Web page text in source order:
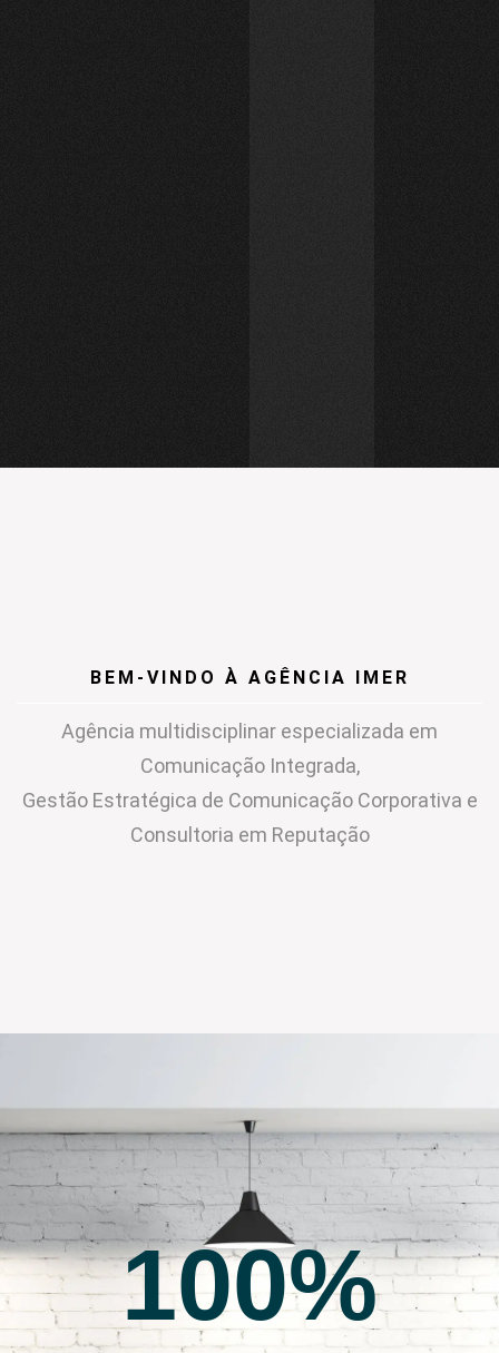
BEM-VINDO À AGÊNCIA IMER
Agência multidisciplinar especializada em
Comunicação Integrada,
Gestão Estratégica de Comunicação Corporativa e
Consultoria em Reputação
100